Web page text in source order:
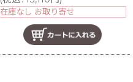
在庫なし お取り寄せ